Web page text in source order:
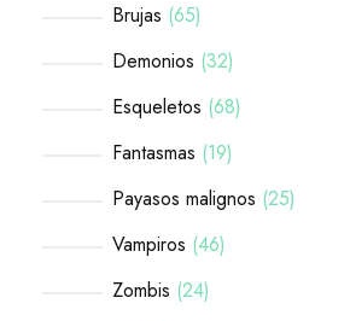
Brujas 65
Demonios 32
Esqueletos 68
Fantasmas 19
Payasos malignos 25
Vampiros 46
Zombis 24